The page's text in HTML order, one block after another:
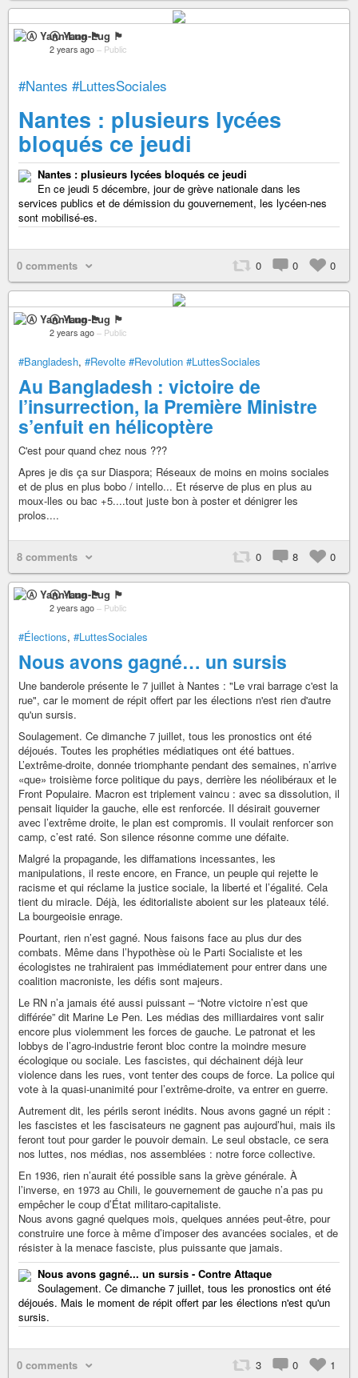
Ⓐ Yann-Lug 🏴
2 years ago – Public
#Nantes #LuttesSociales
Nantes : plusieurs lycées
bloqués ce jeudi
Nantes : plusieurs lycées bloqués ce jeudi
En ce jeudi 5 décembre, jour de grève nationale dans les
services publics et de démission du gouvernement, les lycéen-nes
sont mobilisé-es.
0 comments 0 0 0
Ⓐ Yann-Lug 🏴
2 years ago – Public
#Bangladesh, #Revolte #Revolution #LuttesSociales
Au Bangladesh : victoire de
l’insurrection, la Première Ministre
s’enfuit en hélicoptère
C'est pour quand chez nous ???
Apres je dis ça sur Diaspora; Réseaux de moins en moins sociales
et de plus en plus bobo / intello... Et réserve de plus en plus au
moux-lles ou bac +5....tout juste bon à poster et dénigrer les
prolos....
8 comments 0 8 0
Ⓐ Yann-Lug 🏴
2 years ago – Public
#Élections, #LuttesSociales
Nous avons gagné… un sursis
Une banderole présente le 7 juillet à Nantes : "Le vrai barrage c'est la
rue", car le moment de répit offert par les élections n'est rien d'autre
qu'un sursis.
Soulagement. Ce dimanche 7 juillet, tous les pronostics ont été
déjoués. Toutes les prophéties médiatiques ont été battues.
L’extrême-droite, donnée triomphante pendant des semaines, n’arrive
«que» troisième force politique du pays, derrière les néolibéraux et le
Front Populaire. Macron est triplement vaincu : avec sa dissolution, il
pensait liquider la gauche, elle est renforcée. Il désirait gouverner
avec l’extrême droite, le plan est compromis. Il voulait renforcer son
camp, c’est raté. Son silence résonne comme une défaite.
Malgré la propagande, les diffamations incessantes, les
manipulations, il reste encore, en France, un peuple qui rejette le
racisme et qui réclame la justice sociale, la liberté et l’égalité. Cela
tient du miracle. Déjà, les éditorialiste aboient sur les plateaux télé.
La bourgeoisie enrage.
Pourtant, rien n’est gagné. Nous faisons face au plus dur des
combats. Même dans l’hypothèse où le Parti Socialiste et les
écologistes ne trahiraient pas immédiatement pour entrer dans une
coalition macroniste, les défis sont majeurs.
Le RN n’a jamais été aussi puissant – “Notre victoire n’est que
différée” dit Marine Le Pen. Les médias des milliardaires vont salir
encore plus violemment les forces de gauche. Le patronat et les
lobbys de l’agro-industrie feront bloc contre la moindre mesure
écologique ou sociale. Les fascistes, qui déchainent déjà leur
violence dans les rues, vont tenter des coups de force. La police qui
vote à la quasi-unanimité pour l’extrême-droite, va entrer en guerre.
Autrement dit, les périls seront inédits. Nous avons gagné un répit :
les fascistes et les fascisateurs ne gagnent pas aujourd’hui, mais ils
feront tout pour garder le pouvoir demain. Le seul obstacle, ce sera
nos luttes, nos médias, nos assemblées : notre force collective.
En 1936, rien n’aurait été possible sans la grève générale. À
l’inverse, en 1973 au Chili, le gouvernement de gauche n’a pas pu
empêcher le coup d’État militaro-capitaliste.
Nous avons gagné quelques mois, quelques années peut-être, pour
construire une force à même d’imposer des avancées sociales, et de
résister à la menace fasciste, plus puissante que jamais.
Nous avons gagné... un sursis - Contre Attaque
Soulagement. Ce dimanche 7 juillet, tous les pronostics ont été
déjoués. Mais le moment de répit offert par les élections n'est qu'un
sursis.
0 comments 3 0 1